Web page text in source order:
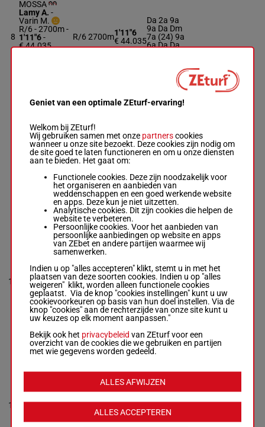
8
MOSSA
Lamy A. -
Varin M.
R/6 - 2700m-
1'11"6-
€ 44.035
R/6 2700m1'11"6
€ 44.035
Da 2a 9a
9a Da Dm
7a (24) 9a
6a Da Da
Maillard A. G.
Perdereau
R/6 - 2700m-
1'11"6-
2a 6a 2a Da
1a (24) 5a 2a
9a 1a 2a (23)
R/62700m1'11"6
€ 45.470
2a 6a 2a
Da 1a (24)
5a 2a 9a
9a 5a
10
R/6 - 2700m-
1'14"0-
€ 45.500
1a 2a 2a 6m
4m Da (24)
1m 1m 2a 1a
R/62700m1'14"0
€ 45.500
1a 2a 2a
6m 4m Da
(24) 1m
1m 2a 1a
1a 9m
11
R/5 - 2700m- R/52700m1'14"7
€ 45.9407a 1a 0a
9a 3a 4a
3a
Geniet van een optimale ZEturf-ervaring!
Welkom bij ZEturf!
Wij gebruiken samen met onze partnerscookies
wanneer u onze site bezoekt. Deze cookies zijn nodig om
de site goed te laten functioneren en om u onze diensten
aan te bieden. Het gaat om:
Functionele cookies. Deze zijn noodzakelijk voor
het organiseren en aanbieden van
weddenschappen en een goed werkende website
en apps. Deze kun je niet uitzetten.
Analytische cookies. Dit zijn cookies die helpen de
website te verbeteren.
Persoonlijke cookies. Voor het aanbieden van
persoonlijke aanbiedingen op website en apps
van ZEbet en andere partijen waarmee wij
samenwerken.
Indien u op "alles accepteren" klikt, stemt u in met het
plaatsen van deze soorten cookies. Indien u op "alles
weigeren" klikt, worden alleen functionele cookies
geplaatst. Via de knop "cookies instellingen" kunt u uw
cookievoorkeuren op basis van hun doel instellen. Via de
knop "cookies" aan de rechterzijde van onze site kunt u
uw keuzes op elk moment aanpassen."
Bekijk ook het privacybeleid van ZEturf voor een
overzicht van de cookies die we gebruiken en partijen
met wie gegevens worden gedeeld.
ALLES ACCEPTEREN
ALLES AFWIJZEN